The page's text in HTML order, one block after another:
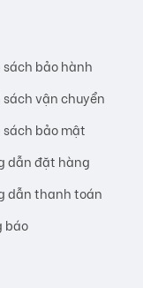
bảo hành
vận chuyển
bảo mật
dẫn đặt hàng
dẫn thanh toán
báo